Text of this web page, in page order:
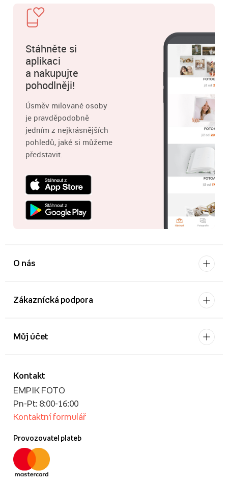
Stáhněte si
aplikaci
a nakupujte
pohodlněji!
Úsměv milované osoby
je pravděpodobně
jedním z nejkrásnějších
pohledů, jaké si můžeme
představit.
O nás
Zákaznícká podpora
Kontakt
EMPIK FOTO
Pn-Pt: 8:00-16:00
Kontaktní formulář
Provozovatel plateb
Můj účet